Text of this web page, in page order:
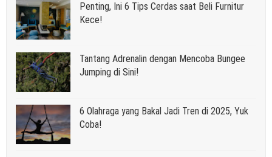
Penting, Ini 6 Tips Cerdas saat Beli Furnitur
Kece!
Tantang Adrenalin dengan Mencoba Bungee
Jumping di Sini!
6 Olahraga yang Bakal Jadi Tren di 2025, Yuk
Coba!